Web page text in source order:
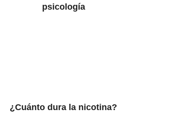
psicología
¿Cuánto dura la nicotina?